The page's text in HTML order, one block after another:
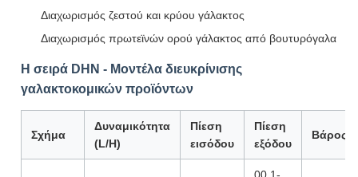
Διαχωρισμός ζεστού και κρύου γάλακτος
Διαχωρισμός πρωτεϊνών ορού γάλακτος από βουτυρόγαλα
Η σειρά DHN - Μοντέλα διευκρίνισης
γαλακτοκομικών προϊόντων
Σχήμα
Δυναμικότητα
(L/H)
Πίεση
εισόδου
Πίεση
εξόδου
Βάρος